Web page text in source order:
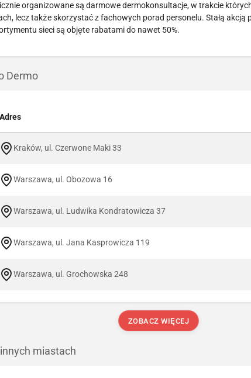
organizowane są darmowe dermokonsultacje, w trakcie
lecz także skorzystać z fachowych porad personelu. Stałą
sieci są objęte rabatami do nawet 50%.
Dermo
Adres
Kraków, ul. Czerwone Maki 33
Warszawa, ul. Obozowa 16
Warszawa, ul. Ludwika Kondratowicza 37
Warszawa, ul. Jana Kasprowicza 119
Warszawa, ul. Grochowska 248
ZOBACZ WIĘCEJ
miastach